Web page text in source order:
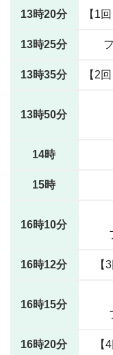
13時20分 【1
13時25分
13時35分 【2
13時50分
14時
15時
16時10分
16時12分 【
16時15分
16時20分 【